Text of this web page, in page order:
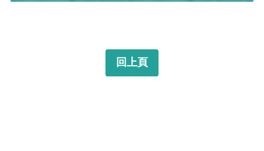
回上頁